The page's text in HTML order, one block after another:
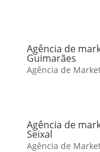
Agência de
Guimarães
Agência de
Agência de
Seixal
Agência de